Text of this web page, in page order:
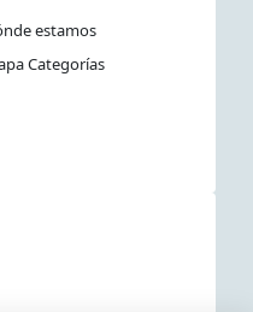
estamos
Categorías